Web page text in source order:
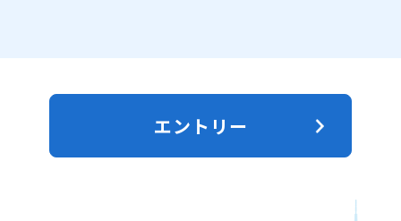
エントリー